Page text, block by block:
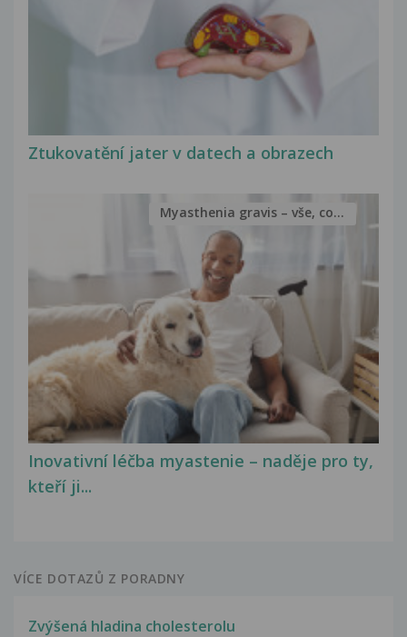
Ztukovatění jater v datech a obrazech
Inovativní léčba myastenie – naděje pro ty,
kteří ji...
Myasthenia gravis – vše, co...
VÍCE DOTAZŮ Z PORADNY
Zvýšená hladina cholesterolu